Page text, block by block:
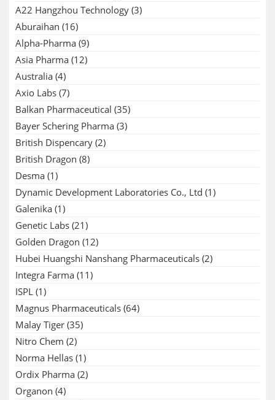
A22 Hangzhou Technology (3)
Aburaihan (16)
Alpha-Pharma (9)
Asia Pharma (12)
Australia (4)
Axio Labs (7)
Balkan Pharmaceutical (35)
Bayer Schering Pharma (3)
British Dispencary (2)
British Dragon (8)
Desma (1)
Dynamic Development Laboratories Co., Ltd (1)
Galenika (1)
Genetic Labs (21)
Golden Dragon (12)
Hubei Huangshi Nanshang Pharmaceuticals (2)
Integra Farma (11)
ISPL (1)
Magnus Pharmaceuticals (64)
Malay Tiger (35)
Nitro Chem (2)
Norma Hellas (1)
Ordix Pharma (2)
Organon (4)